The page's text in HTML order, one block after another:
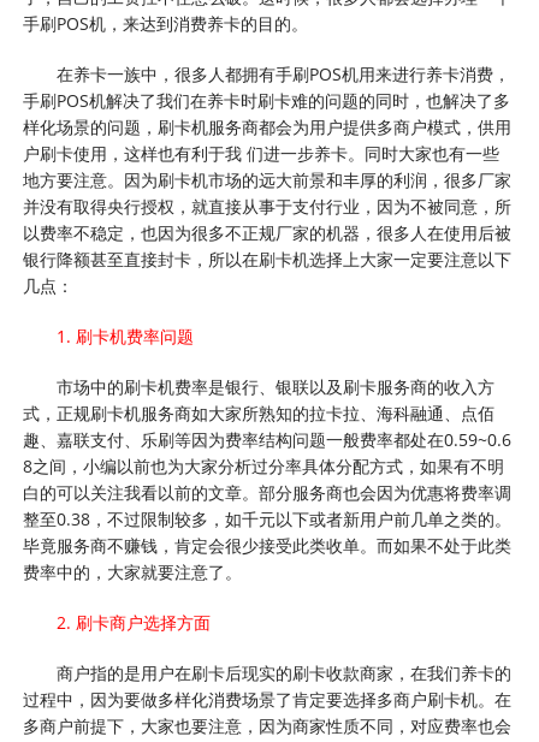
手刷POS机，来达到消费养卡的目的。
在养卡一族中，很多人都拥有手刷POS机用来进行养卡消费，
手刷POS机解决了我们在养卡时刷卡难的问题的同时，也解决了多
样化场景的问题，刷卡机服务商都会为用户提供多商户模式，供用
户刷卡使用，这样也有利于我 们进一步养卡。同时大家也有一些
地方要注意。因为刷卡机市场的远大前景和丰厚的利润，很多厂家
并没有取得央行授权，就直接从事于支付行业，因为不被同意，所
以费率不稳定，也因为很多不正规厂家的机器，很多人在使用后被
银行降额甚至直接封卡，所以在刷卡机选择上大家一定要注意以下
几点：
1. 刷卡机费率问题
市场中的刷卡机费率是银行、银联以及刷卡服务商的收入方
式，正规刷卡机服务商如大家所熟知的拉卡拉、海科融通、点佰
趣、嘉联支付、乐刷等因为费率结构问题一般费率都处在0.59~0.6
8之间，小编以前也为大家分析过分率具体分配方式，如果有不明
白的可以关注我看以前的文章。部分服务商也会因为优惠将费率调
整至0.38，不过限制较多，如千元以下或者新用户前几单之类的。
毕竟服务商不赚钱，肯定会很少接受此类收单。而如果不处于此类
费率中的，大家就要注意了。
2. 刷卡商户选择方面
商户指的是用户在刷卡后现实的刷卡收款商家，在我们养卡的
过程中，因为要做多样化消费场景了肯定要选择多商户刷卡机。在
多商户前提下，大家也要注意，因为商家性质不同，对应费率也会